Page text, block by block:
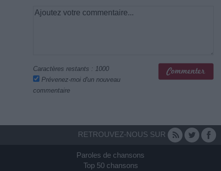
Caractères restants : 1000
Prévenez-moi d'un nouveau
commentaire
RETROUVEZ-NOUS SUR
Paroles de chansons
Top 50 chansons